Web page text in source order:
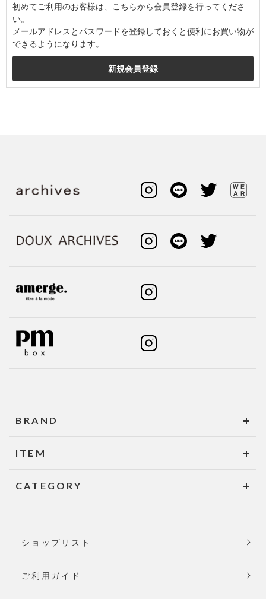
初めてご利用のお客様は、こちらから会員登録を行ってくださ
い。
メールアドレスとパスワードを登録しておくと便利にお買い物が
できるようになります。
BRAND
ITEM
CATEGORY
ショップリスト
ご利用ガイド